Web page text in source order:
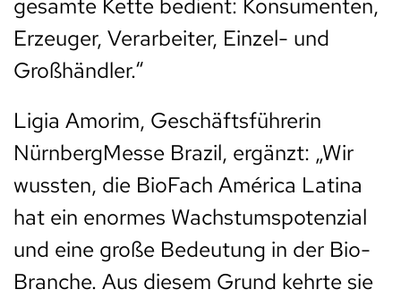
Erzeuger, Verarbeiter, Einzel- und
Großhändler.“
Ligia Amorim, Geschäftsführerin
NürnbergMesse Brazil, ergänzt: „Wir
wussten, die BioFach América Latina
hat ein enormes Wachstumspotenzial
und eine große Bedeutung in der Bio-
Branche. Aus diesem Grund kehrte sie